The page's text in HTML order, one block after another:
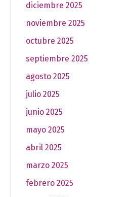
diciembre 2025
noviembre 2025
octubre 2025
septiembre 2025
agosto 2025
julio 2025
junio 2025
mayo 2025
abril 2025
marzo 2025
febrero 2025